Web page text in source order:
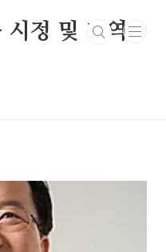
시정 및 지역